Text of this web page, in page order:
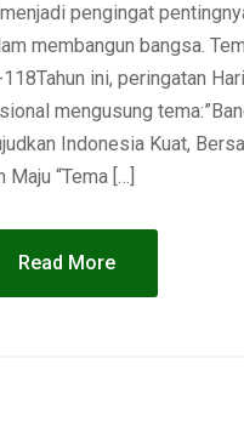
pengingat
membangun bangsa.
ini, peringatan
mengusung
Indonesia Kuat,
Maju “Tema […]
Read More